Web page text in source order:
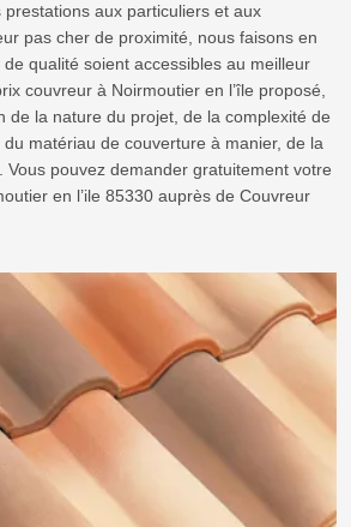
aux particuliers et aux
pas cher de proximité, nous faisons en
qualité soient accessibles au meilleur
couvreur à Noirmoutier en l’île proposé,
de la nature du projet, de la complexité de
matériau de couverture à manier, de la
Vous pouvez demander gratuitement votre
en l’ile 85330 auprès de Couvreur